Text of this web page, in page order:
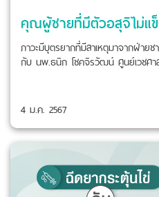
ภาวะมีบุตรยากที่มีสาเหตุมาจากฝ่า
กับ นพ.ธนิก โชคจิรวัฒน์ ศูนย์เวชศ
4 ม.ค. 2567